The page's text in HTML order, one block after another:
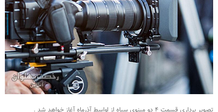
تصویر برداری قسمت ۴ دو مینوی سیاه از اواسط آذرماه آغاز خواهد شد .